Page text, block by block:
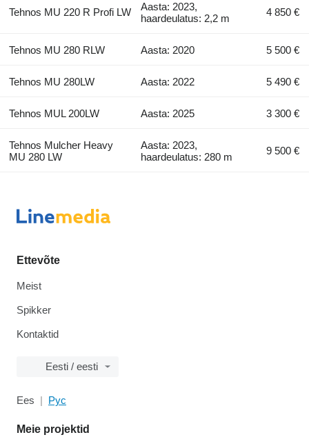
Tehnos MU 220 R Profi LW
Aasta: 2023,
haardeulatus: 2,2 m
4 850 €
Tehnos MU 280 RLW Aasta: 2020 5 500 €
Tehnos MU 280LW Aasta: 2022 5 490 €
Tehnos MUL 200LW Aasta: 2025 3 300 €
Tehnos Mulcher Heavy
MU 280 LW
Aasta: 2023,
haardeulatus: 280 m
9 500 €
Ettevõte
Meist
Spikker
Kontaktid
Eesti / eesti
Ees Рус
Meie projektid